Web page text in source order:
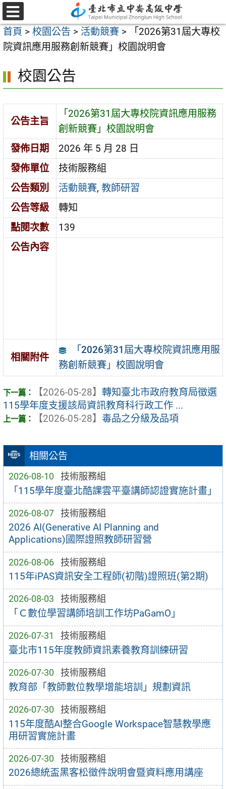
跳
至
主
要
容
選
單
首頁 > 校園公告 > 活動競賽 >
「2026第31屆大專校
院資訊應用服務創新競賽」校園說明會
相關公告
2026-08-10 技術服務組
「115學年度臺北酷課雲平臺講師認證實施計畫」
2026-08-07 技術服務組
2026 AI(Generative AI Planning and
Applications)國際證照教師研習營
2026-08-06 技術服務組
115年iPAS資訊安全工程師(初階)證照班(第2期)
2026-08-03 技術服務組
「Ｃ數位學習講師培訓工作坊PaGamO」
2026-07-31 技術服務組
臺北市115年度教師資訊素養教育訓練研習
2026-07-30 技術服務組
教育部「教師數位教學增能培訓」規劃資訊
2026-07-30 技術服務組
115年度酷AI整合Google Workspace智慧教學應
用研習實施計畫
2026-07-30 技術服務組
2026總統盃黑客松徵件說明會暨資料應用講座
校園公告
公告主旨
「2026第31屆大專校院資訊應用服務
創新競賽」校園說明會
發佈日期
2026 年 5 月 28 日
發佈單位
技術服務組
公告類別
活動競賽,教師研習
公告等級
轉知
點閱次數
139
公告內容
相關附件
「2026第31屆大專校院資訊應用服
務創新競賽」校園說明會
【2026-05-28】 轉知臺北市政府教育局徵選
115學年度支援該局資訊教育科行政工作 ...
【2026-05-28】 毒品之分級及品項